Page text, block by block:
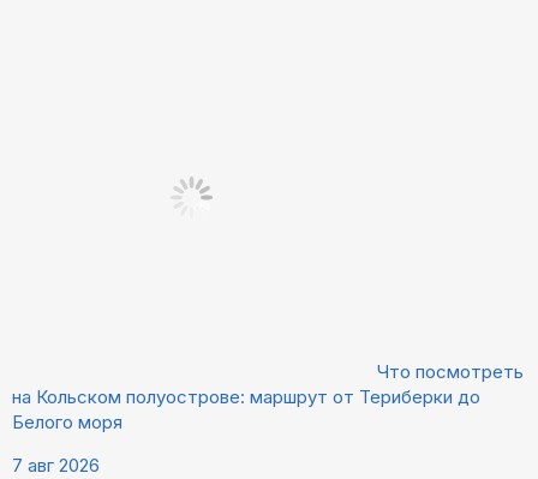
Что посмотреть
на Кольском полуострове: маршрут от Териберки до
Белого моря
7 авг 2026